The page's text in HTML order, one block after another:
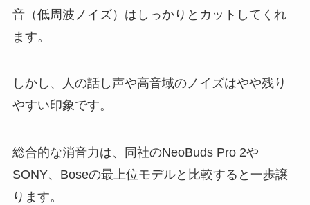
音（低周波ノイズ）はしっかりとカットしてくれ
ます。
しかし、人の話し声や高音域のノイズはやや残り
やすい印象です。
総合的な消音力は、同社のNeoBuds Pro 2や
SONY、Boseの最上位モデルと比較すると一歩譲
ります。